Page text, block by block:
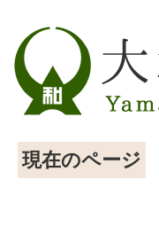
現在のページ